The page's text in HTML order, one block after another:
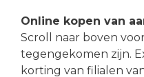
Online kopen van
Scroll naar boven
tegengekomen zijn.
korting van filialen